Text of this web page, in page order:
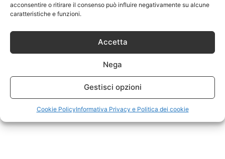
acconsentire o ritirare il consenso può influire negativamente su alcune
caratteristiche e funzioni.
Accetta
Nega
Gestisci opzioni
Cookie PolicyInformativa Privacy e Politica dei cookie